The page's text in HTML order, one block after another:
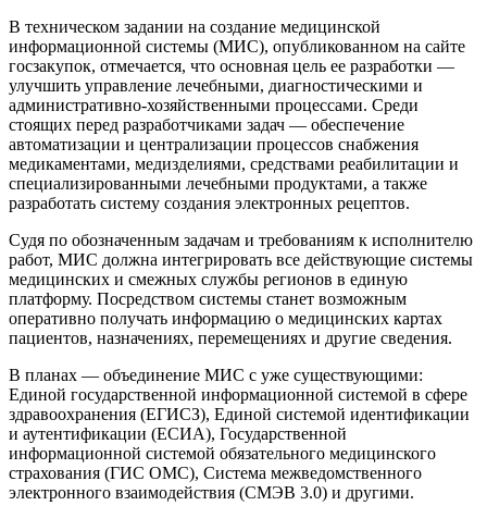
В техническом задании на создание медицинской
информационной системы (МИС), опубликованном на сайте
госзакупок, отмечается, что основная цель ее разработки —
улучшить управление лечебными, диагностическими и
административно-хозяйственными процессами. Среди
стоящих перед разработчиками задач — обеспечение
автоматизации и централизации процессов снабжения
медикаментами, медизделиями, средствами реабилитации и
специализированными лечебными продуктами, а также
разработать систему создания электронных рецептов.
Судя по обозначенным задачам и требованиям к исполнителю
работ, МИС должна интегрировать все действующие системы
медицинских и смежных службы регионов в единую
платформу. Посредством системы станет возможным
оперативно получать информацию о медицинских картах
пациентов, назначениях, перемещениях и другие сведения.
В планах — объединение МИС с уже существующими:
Единой государственной информационной системой в сфере
здравоохранения (ЕГИСЗ), Единой системой идентификации
и аутентификации (ЕСИА), Государственной
информационной системой обязательного медицинского
страхования (ГИС ОМС), Система межведомственного
электронного взаимодействия (СМЭВ 3.0) и другими.